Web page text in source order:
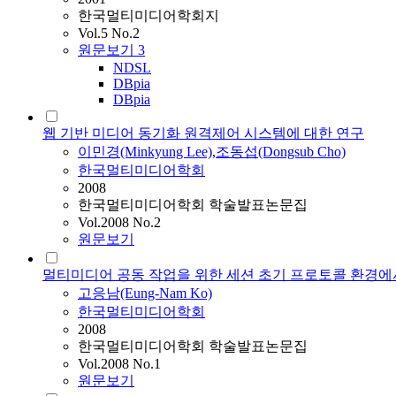
한국멀티미디어학회지
Vol.5 No.2
원문보기 3
NDSL
DBpia
DBpia
웹 기반 미디어 동기화 원격제어 시스템에 대한 연구
이민경(Minkyung Lee),조동섭(Dongsub Cho)
한국멀티미디어학회
2008
한국멀티미디어학회 학술발표논문집
Vol.2008 No.2
원문보기
멀티미디어 공동 작업을 위한 세션 초기 프로토콜 환경에
고응남(Eung-Nam Ko)
한국멀티미디어학회
2008
한국멀티미디어학회 학술발표논문집
Vol.2008 No.1
원문보기